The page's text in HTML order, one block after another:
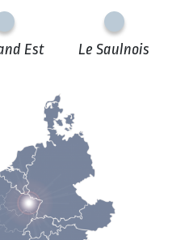
Est Le Saulnois